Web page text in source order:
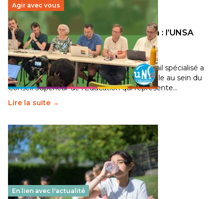
Agir avec vous
Transition écologique de l’éducation : l’UNSA
Éducation fait bouger les lignes
30 juin 2026-National
Pendant plusieurs mois, un groupe de travail spécialisé a
travaillé sur la transition écologique de l’Ecole au sein du
Conseil Supérieur de l’Éducation qui représente…
Lire la suite →
En lien avec l'actualité